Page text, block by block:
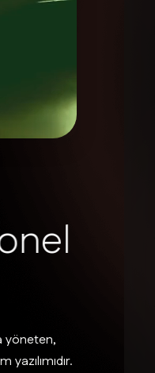
nel
yöneten,